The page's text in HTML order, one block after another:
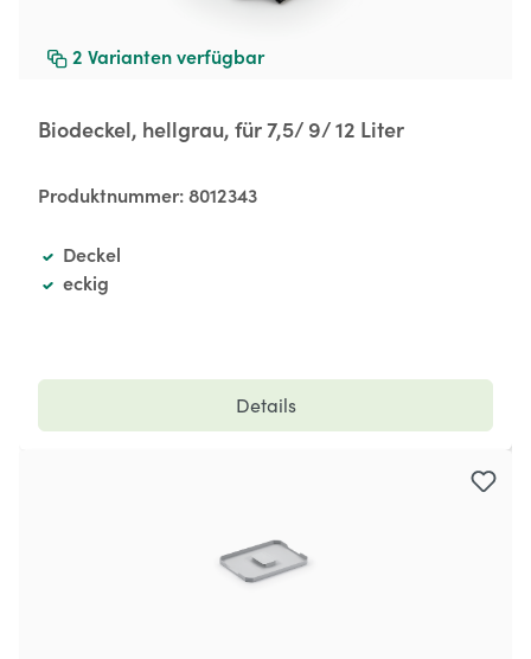
2 Varianten verfügbar
Biodeckel, hellgrau, für 7,5/ 9/ 12 Liter
Produktnummer:8012343
Deckel
eckig
Details